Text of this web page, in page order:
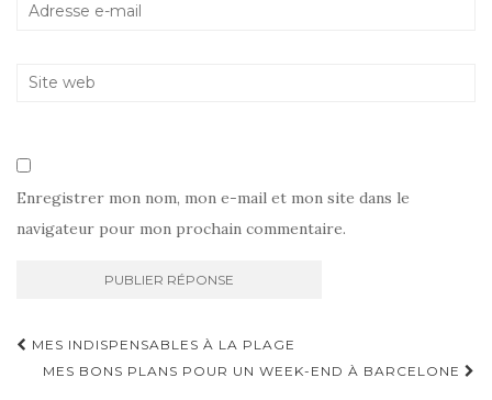
Enregistrer mon nom, mon e-mail et mon site dans le
navigateur pour mon prochain commentaire.
Navigation
d'article
MES INDISPENSABLES À LA PLAGE
MES BONS PLANS POUR UN WEEK-END À BARCELONE